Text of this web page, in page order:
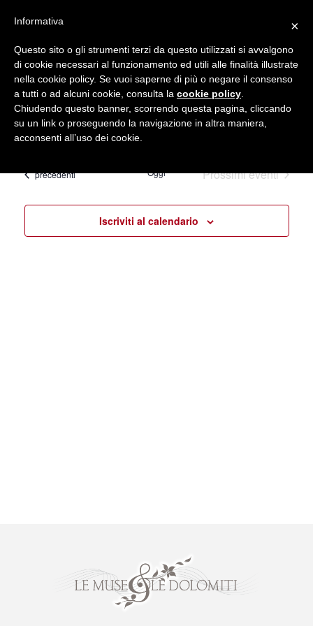
Eventi
precedenti Oggi Prossimi eventi
Iscriviti al calendario
×
Informativa
Questo sito o gli strumenti terzi da questo utilizzati si avvalgono
di cookie necessari al funzionamento ed utili alle finalità illustrate
nella cookie policy. Se vuoi saperne di più o negare il consenso
a tutti o ad alcuni cookie, consulta la cookie policy
Chiudendo questo banner, scorrendo questa pagina, cliccando
su un link o proseguendo la navigazione in altra maniera,
acconsenti all’uso dei cookie.